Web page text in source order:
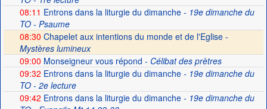
08:11 Entrons dans la liturgie du dimanche- 19e dimanche du
TO - Psaume
08:30 Chapelet aux intentions du monde et de l'Eglise -
Mystères lumineux
09:00 Monseigneur vous répond - Célibat des prètres
09:32 Entrons dans la liturgie du dimanche- 19e dimanche du
TO - 2e lecture
09:42 Entrons dans la liturgie du dimanche- 19e dimanche du